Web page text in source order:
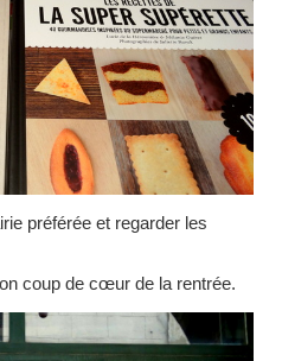
préférée et regarder les
coup de cœur de la rentrée.